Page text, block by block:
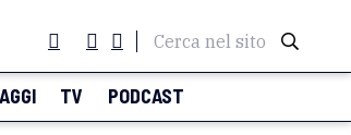
Cerca nel sito
TV PODCAST